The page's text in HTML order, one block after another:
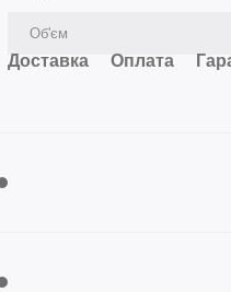
Об'єм
Доставка Оплата